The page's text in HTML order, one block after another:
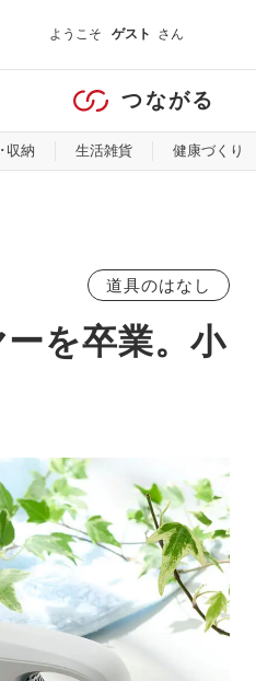
ようこそ ゲスト さん
つながる
収納 生活雑貨 健康づくり
道具のはなし
を卒業。小